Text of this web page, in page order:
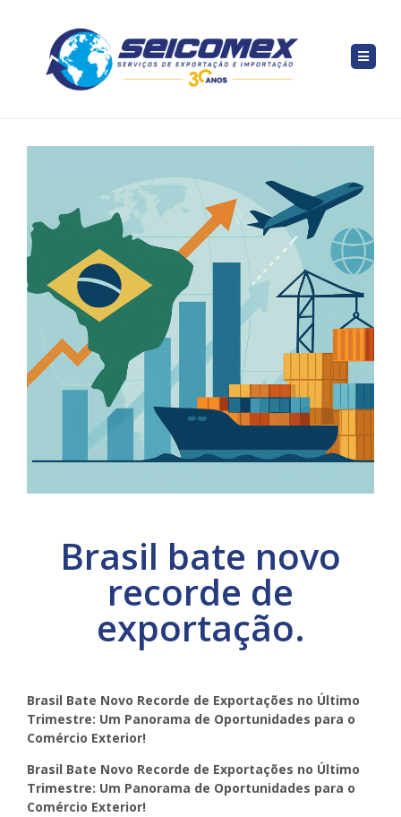
Brasil bate novo
recorde de
exportação.
Brasil Bate Novo Recorde de Exportações no Último
Trimestre: Um Panorama de Oportunidades para o
Comércio Exterior!
Brasil Bate Novo Recorde de Exportações no Último
Trimestre: Um Panorama de Oportunidades para o
Comércio Exterior!